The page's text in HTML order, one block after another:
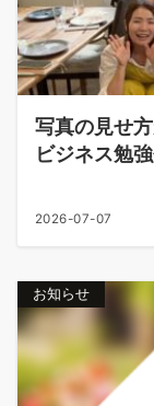
写真の見せ
ビジネス勉
2026-07-07
お知らせ